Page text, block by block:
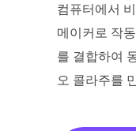
컴퓨터에서
메이커로 작
를 결합하여
오 콜라주를